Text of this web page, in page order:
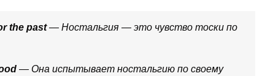
the past— Ностальгия — это чувство тоски по
— Она испытывает ностальгию по своему